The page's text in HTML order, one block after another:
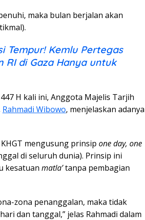
maka bulan berjalan akan
Tempur! Kemlu Pertegas
RI di Gaza Hanya untuk
H kali ini, Anggota Majelis Tarjih
Rahmadi Wibowo, menjelaskan adanya
mengusung prinsip one day, one
di seluruh dunia). Prinsip ini
kesatuan matla’tanpa pembagian
zona penanggalan, maka tidak
dan tanggal,” jelas Rahmadi dalam